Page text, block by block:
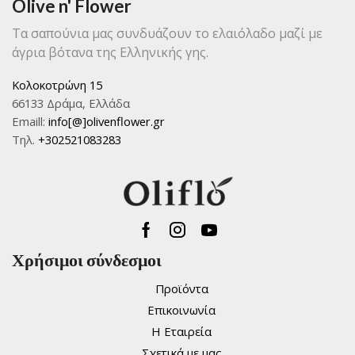
σελίδα
προϊόντος
του
Olive n' Flower
Τα σαπούνια μας συνδυάζουν το ελαιόλαδο μαζί με
άγρια βότανα της Ελληνικής γης.
Κολοκοτρώνη 15
66133 Δράμα, Ελλάδα
Emaill: info[@]olivenflower.gr
Τηλ. +302521083283
Facebook
Instagram
Youtube
Χρήσιμοι σύνδεσμοι
Προϊόντα
Επικοινωνία
Η Εταιρεία